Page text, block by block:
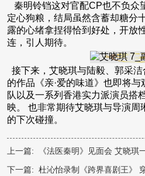
秦明铃铛这对官配CP也不负众
定心狗粮，结局虽然含蓄却糖分
露的心绪拿捏得恰到好处，开放
连，引人期待。
接下来，艾晓琪与陆毅、郭采
的作品《亲·爱的味道》也即将
队以及一系列香港实力派演员搭
映。 也非常期待艾晓琪与导演周
的下次碰撞。
上一篇:
《法医秦明》见面会 艾晓琪
下一篇: 杜沁怡录制《跨界喜剧王》